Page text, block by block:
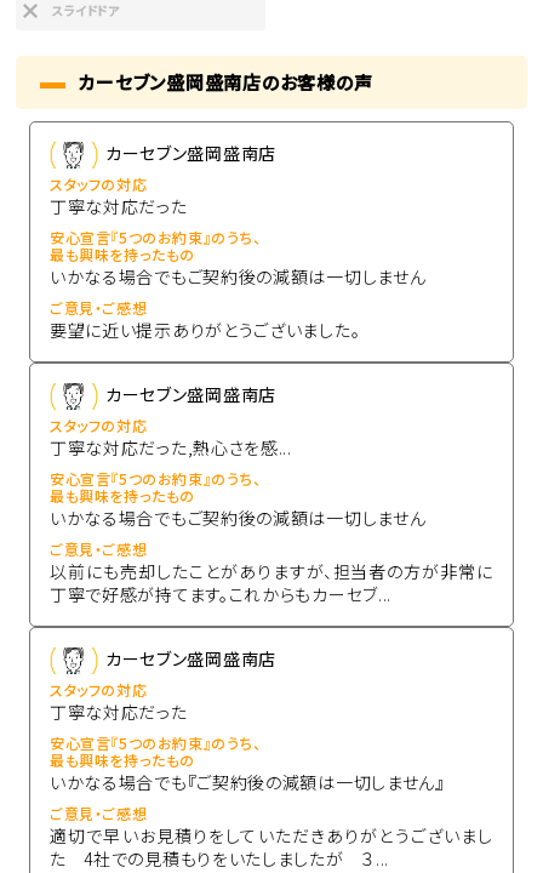
スライドドア
カーセブン盛岡盛南店のお客様の声
カーセブン盛岡盛南店
スタッフの対応
丁寧な対応だった
安心宣言『5つのお約束』のうち、
最も興味を持ったもの
いかなる場合でもご契約後の減額は一切しません
ご意見・ご感想
要望に近い提示ありがとうございました。
カーセブン盛岡盛南店
スタッフの対応
丁寧な対応だった,熱心さを感...
安心宣言『5つのお約束』のうち、
最も興味を持ったもの
いかなる場合でもご契約後の減額は一切しません
ご意見・ご感想
以前にも売却したことがありますが、担当者の方が非常に
丁寧で好感が持てます。これからもカーセブ...
カーセブン盛岡盛南店
スタッフの対応
丁寧な対応だった
安心宣言『5つのお約束』のうち、
最も興味を持ったもの
いかなる場合でも『ご契約後の減額は一切しません』
ご意見・ご感想
適切で早いお見積りをしていただきありがとうございまし
た 4社での見積もりをいたしましたが ３...